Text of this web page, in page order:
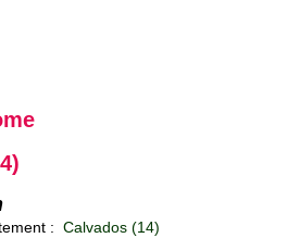
: Calvados (14)